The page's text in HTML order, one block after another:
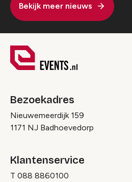
Bekijk meer nieuws
Bezoekadres
Nieuwemeerdijk 159
1171 NJ Badhoevedorp
Klantenservice
T 088 8860100